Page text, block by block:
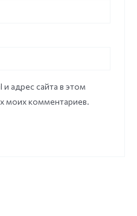
адрес сайта в этом
моих комментариев.